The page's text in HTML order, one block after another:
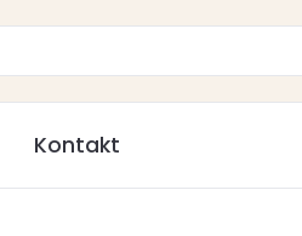
Kontakt